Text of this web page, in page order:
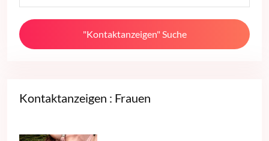
"Kontaktanzeigen" Suche
Kontaktanzeigen : Frauen